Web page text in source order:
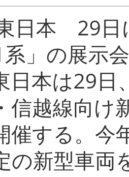
日本 29日
系」の展示会
本は29日
信越線向け
催する。今
の新型車両